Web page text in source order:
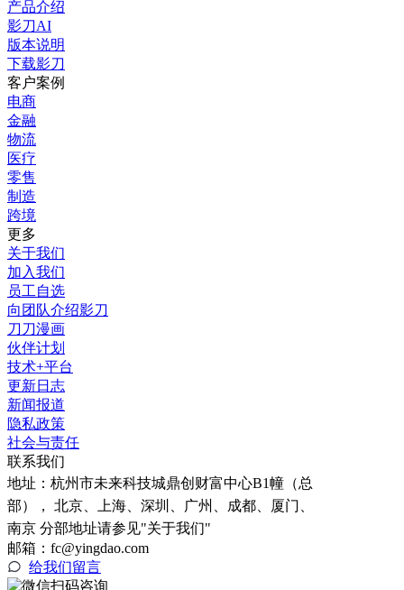
产品介绍
影刀AI
版本说明
下载影刀
客户案例
电商
金融
物流
医疗
零售
制造
跨境
更多
关于我们
加入我们
员工自选
向团队介绍影刀
刀刀漫画
伙伴计划
技术+平台
更新日志
新闻报道
隐私政策
社会与责任
联系我们
地址： 杭州市未来科技城鼎创财富中心B1幢（总
部）， 北京、上海、深圳、广州、成都、厦门、
南京 分部地址请参见"关于我们"
邮箱：fc@yingdao.com
给我们留言